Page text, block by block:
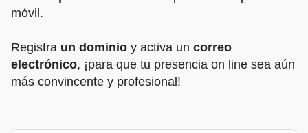
móvil.
Registra un dominio y activa un correo
electrónico, ¡para que tu presencia on line sea aún
más convincente y profesional!